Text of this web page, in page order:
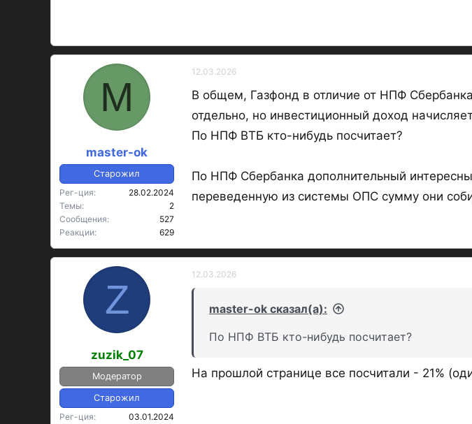
M
master-ok
Старожил
Рег-ция
28.02.2024
Темы
2
Сообщения
527
Реакции
629
12.03.2026
В общем, Газфонд в отличие от НПФ
отдельно, но инвестиционный доход
По НПФ ВТБ кто-нибудь посчитает?
По НПФ Сбербанка дополнительный
переведенную из системы ОПС сумму они
Z
zuzik_07
Модератор
Старожил
Рег-ция
03.01.2024
12.03.2026
master-ok сказал(а):
По НПФ ВТБ кто-нибудь посчитает?
На прошлой странице все посчитали - 21%